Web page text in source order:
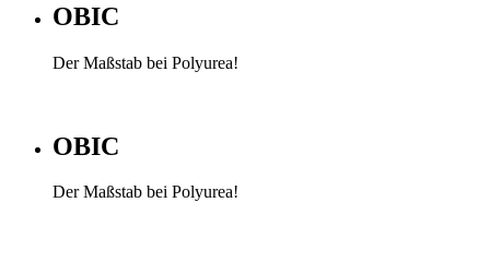
OBIC
Der Maßstab bei Polyurea!
OBIC
Der Maßstab bei Polyurea!